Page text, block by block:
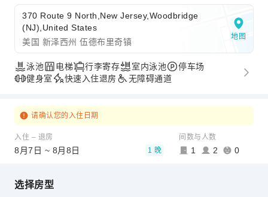
370 Route 9 North,New Jersey,Woodbridge
(NJ),United States
美国 新泽西州 伍德布里奇镇
地图
泳池 电梯 行李寄存 室内泳池
停车场
健身室
快速入住退房 无障碍通道
请确认您的入住日期
入住 – 退房
8月7日 ~ 8月8日 1 晚
间数与人数
1 2 0
选择房型